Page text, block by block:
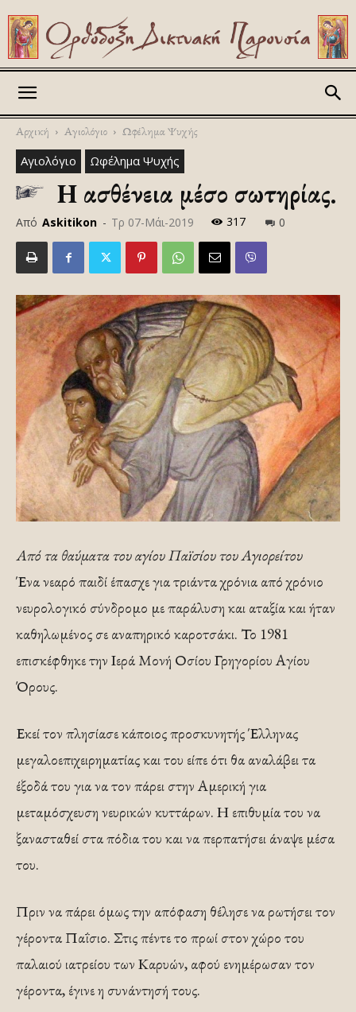
Αρχική Αγιολόγιο Ωφέλημα Ψυχής
Αγιολόγιο Ωφέλημα Ψυχής
Η ασθένεια μέσο σωτηρίας.
Από Askitikon - Τρ 07-Μάι-2019 317 0
Από τα θαύματα του αγίου Παïσίου του Αγιορείτου
Ένα νεαρό παιδί έπασχε για τριάντα χρόνια από χρόνιο
νευρολογικό σύνδρομο με παράλυση και αταξία και ήταν
καθηλωμένος σε αναπηρικό καροτσάκι. Το 1981
επισκέφθηκε την Ιερά Μονή Οσίου Γρηγορίου Αγίου
Όρους.
Εκεί τον πλησίασε κάποιος προσκυνητής Έλληνας
μεγαλοεπιχειρηματίας και του είπε ότι θα αναλάβει τα
έξοδά του για να τον πάρει στην Αμερική για
μεταμόσχευση νευρικών κυττάρων. Η επιθυμία του να
ξανασταθεί στα πόδια του και να περπατήσει άναψε μέσα
του.
Πριν να πάρει όμως την απόφαση θέλησε να ρωτήσει τον
γέροντα Παΐσιο. Στις πέντε το πρωί στον χώρο του
παλαιού ιατρείου των Καρυών, αφού ενημέρωσαν τον
γέροντα, έγινε η συνάντησή τους.